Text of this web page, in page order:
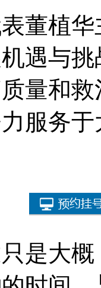
董植
遇与
量和
服务
是大